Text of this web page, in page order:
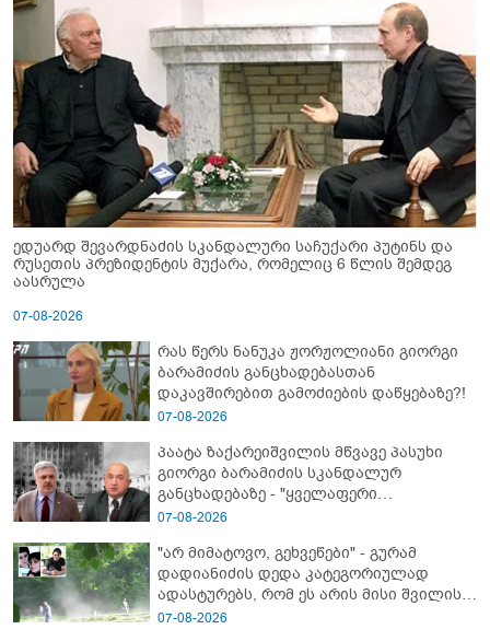
ედუარდ შევარდნაძის სკანდალური საჩუქარი პუტინს და
რუსეთის პრეზიდენტის მუქარა, რომელიც 6 წლის შემდეგ
აასრულა
07-08-2026
რას წერს ნანუკა ჟორჟოლიანი გიორგი
ბარამიძის განცხადებასთან
დაკავშირებით გამოძიების დაწყებაზე?!
07-08-2026
პაატა ზაქარეიშვილის მწვავე პასუხი
გიორგი ბარამიძის სკანდალურ
განცხადებაზე - "ყველაფერი
დეტალურად ვიცი... კამანში მოკლული
ბარამიძე კი ტყუის"
07-08-2026
"არ მიმატოვო, გეხვეწები" - გუ­რა­მ
დადიანიძის დედა კა­ტე­გო­რი­უ­ლად
ადას­ტუ­რებს, რომ ეს არის მისი შვი­ლის
ხმა
07-08-2026